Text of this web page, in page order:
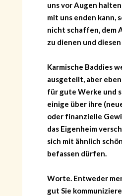
uns vor Augen
mit uns enden kann,
nicht schaffen, dem
zu dienen und
Karmische Baddies
ausgeteilt, aber
für gute Werke und
einige über ihre
oder finanzielle
das Eigenheim
sich mit ähnlich
befassen dürfen.
Worte. Entweder
gut Sie